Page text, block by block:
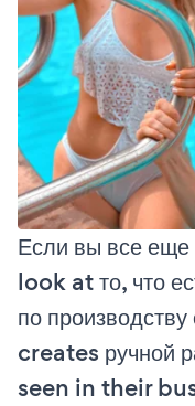
Если вы все
look at то, что
по
creates ручной
seen in their